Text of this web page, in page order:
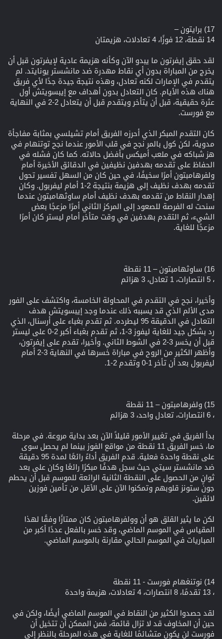
17) برايتون –
14 نقطة، 12 فوزًا، 4 تعادلات، هزيمتان
لقد حقق إيفرتون ما يبدو الآن وكأنه هزيمة عادية لإيفرتون قبل أن
يخرج من المباراة بدون أي نقاط مهدرة ضد مانشستر يونايتد. لم
يتقدم في الإمارات لكنه تعادل، وهذه نتيجة جيدة جدًا لأي فريق
هناك هذه الأيام. كان التعادل بدون أهداف مع إيبسويتش أول
عثرة حقيقية، قبل أن يتأخر ويتقدم قبل أن يتعادل 2-2 في النهاية
مع فورست.
كان التقدم المبكر الذي أحرزه الفريق أمام تشيلسي بمثابة مفاجأة
مدوية، لكن كول بالمر نجح في قلب الأمور عندما نجح توتنهام في
هز شباكه في ملعب أميكس بأفضل حالاته. كما كان فشله في
الحفاظ على تقدمه بهدفين نظيفين في الدقائق الأخيرة أمام
ولفرهامبتون أمرًا سخيفًا، في حين كان من السهل تفسير تحول
تقدمه بهدف نظيف إلى هزيمة بنتيجة 2-1 أمام ليفربول. وكان
إهدار النقاط من تقدمه بهدف نظيف أمام ساوثهامبتون عندما
سنحت له الفرصة للصعود إلى المركز الثاني أمرًا مزعجًا بعض
الشيء، ثم التقدم بهدفين في وقت متأخر أمام ليستر كان أمرًا
مزعجًا للغاية.
16) ساوثهامبتون – 11 نقطة
، 5 انتصارات، 1 تعادل، 3 هزائم
وأخيرا، نجح في التقدم في المحاولة الخامسة، واكتشف على الفور
مدى الألم الذي قد يسببه ذلك عندما وجد إيبسويتش هدف
التعادل في الدقيقة 95 ليطرده. ثم تقدم بغباء على أرسنال، الذي
رد بشكل جيد للغاية ليفوز 3-1، ثم تقدم بغباء أكبر 2-0 على ليستر
قبل أن يخسر 3-2 في الشوط الثاني. وأخيرا، تقدم على إيفرتون،
وأظهر الكثير من الروح في مباراة خسرها في النهاية 3-2 أمام
ليفربول بعد أن تأخر 1-0 وتقدم 2-1.
15) ولفرهامبتون – 11 نقطة
، 6 انتصارات، تعادل واحد، 3 هزائم
بدأ الفريق في تغيير الأمور قليلاً الآن بعد بداية مروعة. في مرحلة
ما، خسر الفريق 11 نقطة من مواقع الفوز بينما لم يحصل سوى
على نقطة واحدة فعلية. قدم الفريق أداءً رائعًا لمدة 95 دقيقة
ضد مانشستر سيتي حيث سجل هدفًا مبكرًا رائعًا وكان على بعد
ثوانٍ من الحصول على النقطة الثانية الرائعة للموسم قبل أن يحطم
جون ستونز قلوبهم وتمكنوا الآن على الأقل من تأمين فوزين
لائقين.
لكن ما يثير القلق هو أن وولفرهامبتون كان ممتازًا وفقًا لهذا
المقياس في الموسم الماضي، وقد خسر بالفعل عددًا أكبر من
المباريات في الموسم الحالي مقارنة بالموسم الماضي.
14) نوتنغهام فورست - 11 نقطة
، 13 تقدمًا، 8 انتصارات، 4 تعادلات، هزيمة واحدة
لقد حصدوا الكثير من النقاط في الموسم الماضي أيضًا، ولكن في
حين أن المخاوف قد لا تزال قائمة، فمن الممكن أن تتخيل أن
فورست لن يكون متشائمًا للغاية في هذه المرحلة بالنظر إلى